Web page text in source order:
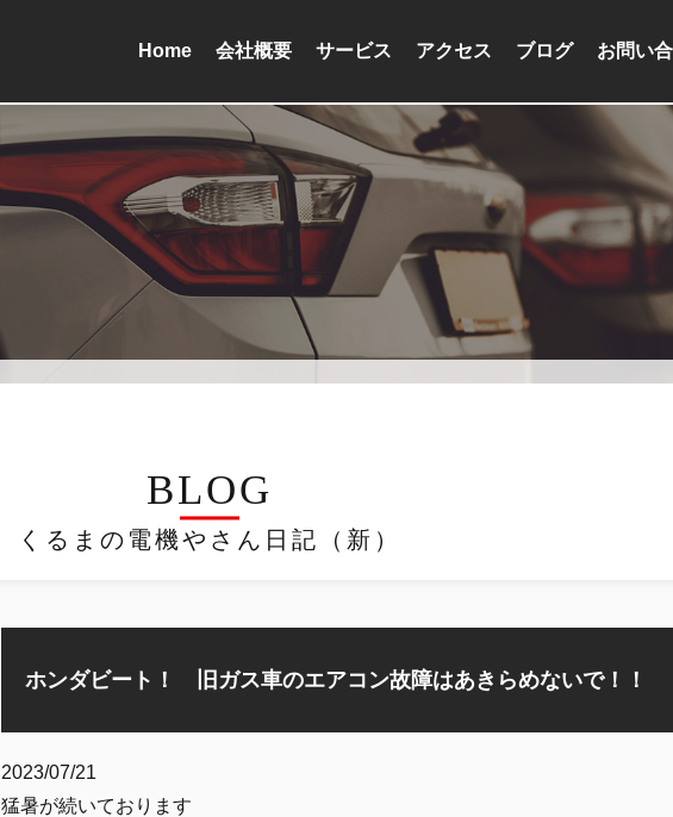
Home 会社概要 サービス アクセス ブログ お問い
BLOG
くるまの電機やさん日記（新）
ホンダビート！ 旧ガス車のエアコン故障はあきらめないで！！
2023/07/21
猛暑が続いております